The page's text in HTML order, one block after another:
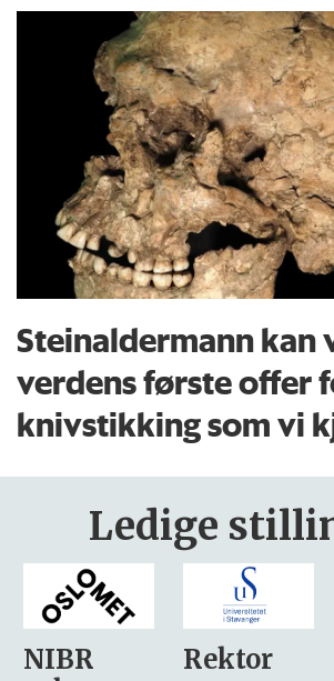
Steinaldermann kan
verdens første offer
knivstikking som vi
Ledige
Rektor